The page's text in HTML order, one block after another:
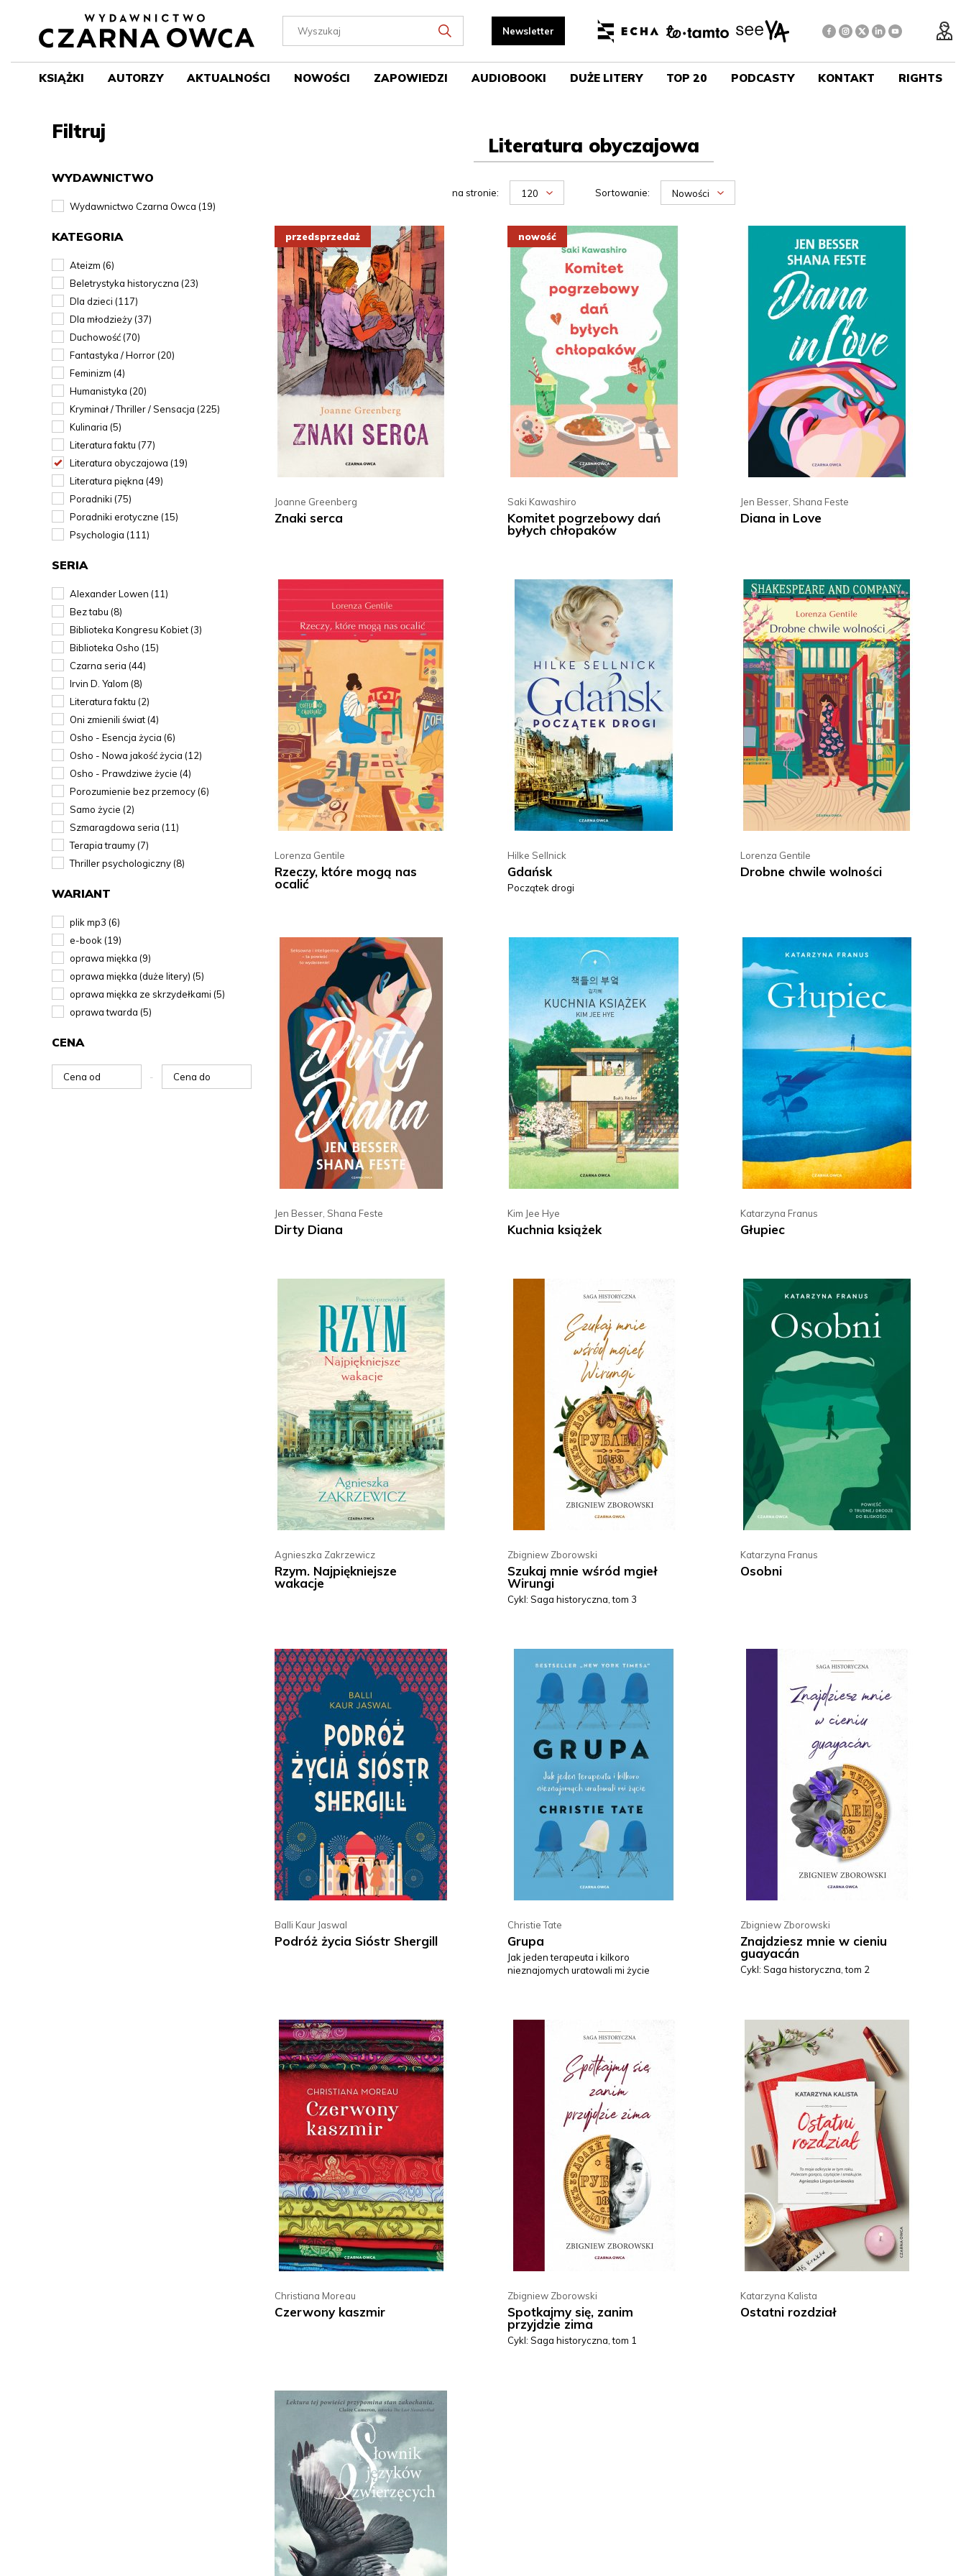
KSIĄŻKI AUTORZY AKTUALNOŚCI NOWOŚCI ZAPOWIEDZI AUDIOBOOKI DUŻE LITERY TOP 20 PODCASTY KONTAKT RIGHTS
Filtruj
WYDAWNICTWO
Wydawnictwo Czarna Owca (19)
KATEGORIA
Ateizm (6)
Beletrystyka historyczna (23)
Dla dzieci (117)
Dla młodzieży (37)
Duchowość (70)
Fantastyka / Horror (20)
Feminizm (4)
Humanistyka (20)
Kryminał / Thriller / Sensacja (225)
Kulinaria (5)
Literatura faktu (77)
Literatura obyczajowa (19)
Literatura piękna (49)
Poradniki (75)
Poradniki erotyczne (15)
Psychologia (111)
SERIA
Alexander Lowen (11)
Bez tabu (8)
Biblioteka Kongresu Kobiet (3)
Biblioteka Osho (15)
Czarna seria (44)
Irvin D. Yalom (8)
Literatura faktu (2)
Oni zmienili świat (4)
Osho - Esencja życia (6)
Osho - Nowa jakość życia (12)
Osho - Prawdziwe życie (4)
Porozumienie bez przemocy (6)
Samo życie (2)
Szmaragdowa seria (11)
Terapia traumy (7)
Thriller psychologiczny (8)
WARIANT
plik mp3 (6)
e-book (19)
oprawa miękka (9)
oprawa miękka (duże litery) (5)
oprawa miękka ze skrzydełkami (5)
oprawa twarda (5)
CENA
-
Literatura obyczajowa
na stronie: 120 Sortowanie: Nowości
Joanne Greenberg
Znaki serca
Saki Kawashiro
Komitet pogrzebowy dań
byłych chłopaków
Jen Besser, Shana Feste
Diana in Love
Lorenza Gentile
Rzeczy, które mogą nas
ocalić
Hilke Sellnick
Gdańsk
Początek drogi
Lorenza Gentile
Drobne chwile wolności
Jen Besser, Shana Feste
Dirty Diana
Kim Jee Hye
Kuchnia książek
Katarzyna Franus
Głupiec
Agnieszka Zakrzewicz
Rzym. Najpiękniejsze
wakacje
Zbigniew Zborowski
Szukaj mnie wśród mgieł
Wirungi
Cykl: Saga historyczna, tom 3
Katarzyna Franus
Osobni
Balli Kaur Jaswal
Podróż życia Sióstr Shergill
Christie Tate
Grupa
Jak jeden terapeuta i kilkoro
nieznajomych uratowali mi życie
Zbigniew Zborowski
Znajdziesz mnie w cieniu
guayacán
Cykl: Saga historyczna, tom 2
Christiana Moreau
Czerwony kaszmir
Zbigniew Zborowski
Spotkajmy się, zanim
przyjdzie zima
Cykl: Saga historyczna, tom 1
Katarzyna Kalista
Ostatni rozdział